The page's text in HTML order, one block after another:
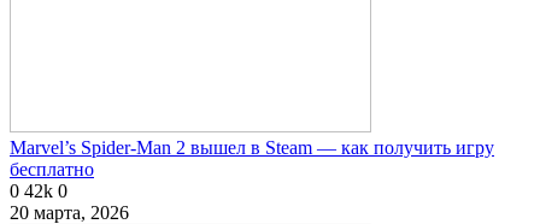
Marvel’s Spider-Man 2 вышел в Steam — как получить игру
бесплатно
0 42k 0
20 марта, 2026